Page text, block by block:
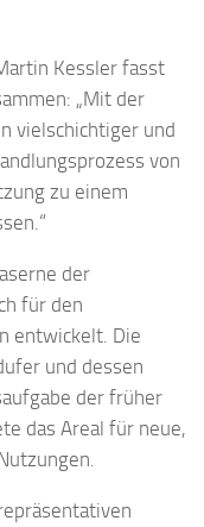
Kessler fasst
„Mit der
vielschichtiger und
von
zu einem
der
für den
entwickelt. Die
und dessen
der früher
das Areal für neue,